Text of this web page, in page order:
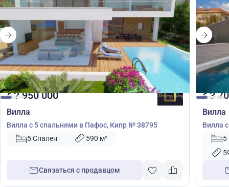
€2 950 000
Вилла
Вилла с 5 спальнями в Пафос, Кипр № 38795
5 Спален
590 м²
Связаться с продавцом
€3
Вилла
Вилла
386895